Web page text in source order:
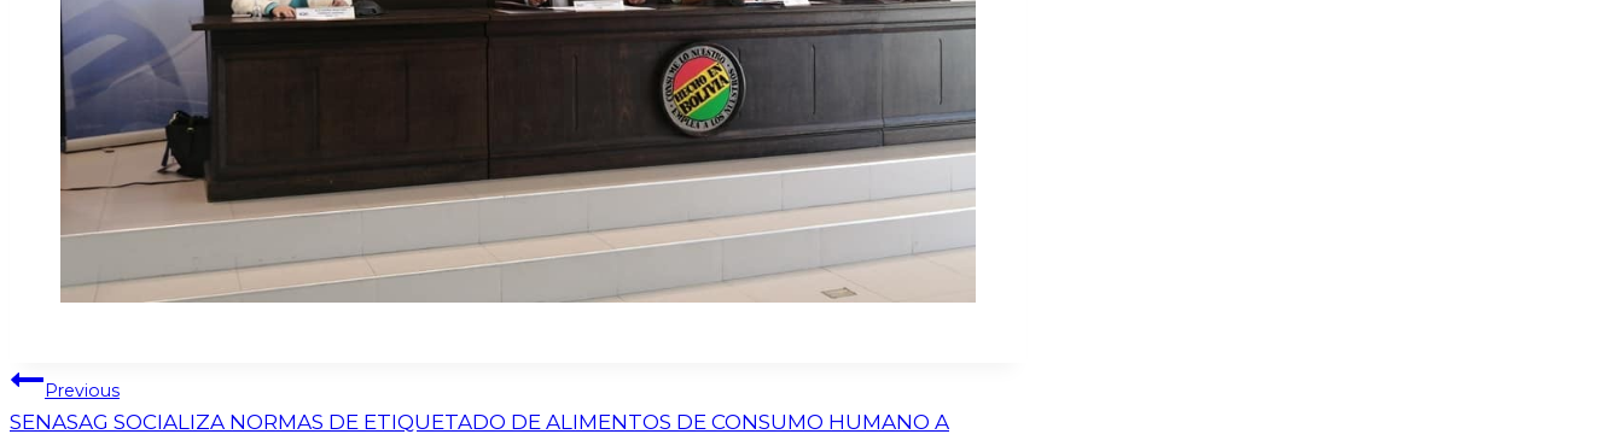
Previous
SENASAG SOCIALIZA NORMAS DE ETIQUETADO DE ALIMENTOS DE CONSUMO HUMANO A